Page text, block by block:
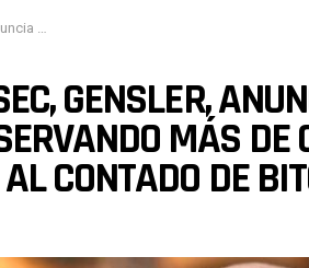
de bitcoin.
GENSLER,
MÁS DE
CONTADO DE